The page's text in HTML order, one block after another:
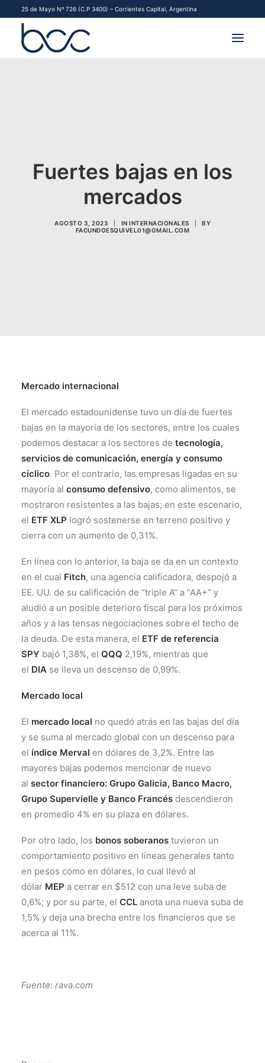
25 de Mayo Nº 726 (C.P 3400) – Corrientes Capital, Argentina
CONTACTO
COMENZAR A OPERAR
Fuertes bajas en los
mercados
AGOSTO 3, 2023 IN INTERNACIONALES
BY
FACUNDOESQUIVEL01@GMAIL.COM
Mercado internacional
El mercado estadounidense tuvo un día de fuertes
bajas en la mayoría de los sectores, entre los cuales
podemos destacar a los sectores de tecnología,
servicios de comunicación, energía y consumo
cíclico. Por el contrario, las empresas ligadas en su
mayoría al consumo defensivo, como alimentos, se
mostraron resistentes a las bajas; en este escenario,
el ETF XLP logró sostenerse en terreno positivo y
cierra con un aumento de 0,31%.
En línea con lo anterior, la baja se da en un contexto
en el cual Fitch, una agencia calificadora, despojó a
EE. UU. de su calificación de “triple A” a “AA+” y
aludió a un posible deterioro fiscal para los próximos
años y a las tensas negociaciones sobre el techo de
la deuda. De esta manera, el ETF de referencia
SPY bajó 1,38%, el QQQ 2,19%, mientras que
el DIA se lleva un descenso de 0,99%.
Mercado local
El mercado local no quedó atrás en las bajas del día
y se suma al mercado global con un descenso para
el índice Merval en dólares de 3,2%. Entre las
mayores bajas podemos mencionar de nuevo
al sector financiero: Grupo Galicia, Banco Macro,
Grupo Supervielle y Banco Francés descendieron
en promedio 4% en su plaza en dólares.
Por otro lado, los bonos soberanos tuvieron un
comportamiento positivo en líneas generales tanto
en pesos como en dólares, lo cual llevó al
dólar MEP a cerrar en $512 con una leve suba de
0,6%; y por su parte, el CCL anota una nueva suba de
1,5% y deja una brecha entre los financieros que se
acerca al 11%.
Fuente: rava.com